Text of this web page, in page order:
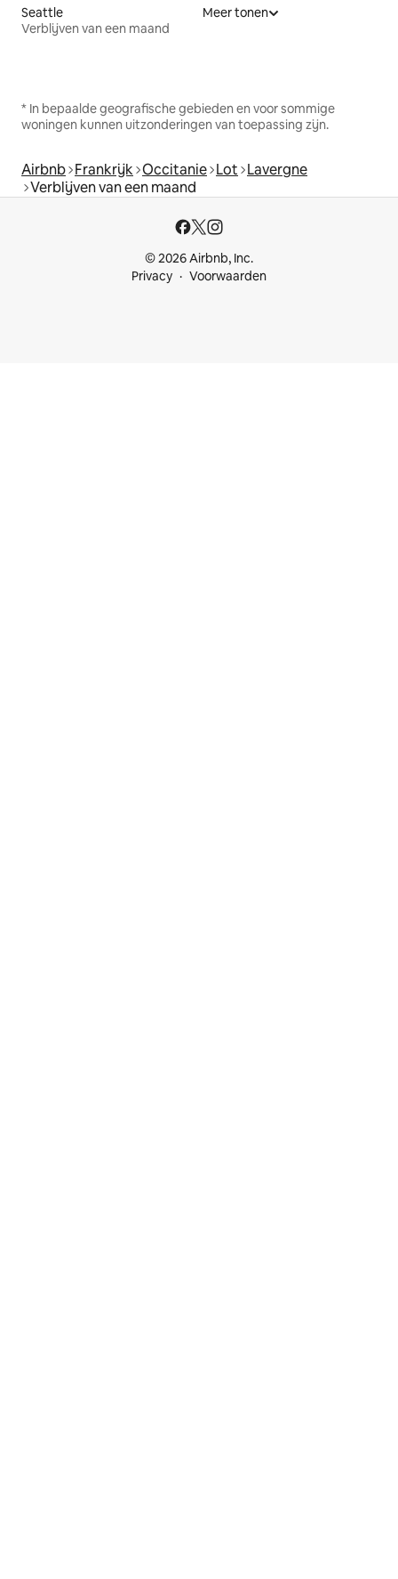
Seattle
Verblijven van een maand
Meer tonen
* In bepaalde geografische gebieden en voor sommige
woningen kunnen uitzonderingen van toepassing zijn.
Airbnb Frankrijk Occitanie Lot Lavergne
Verblijven van een maand
© 2026 Airbnb, Inc.
Privacy
Voorwaarden